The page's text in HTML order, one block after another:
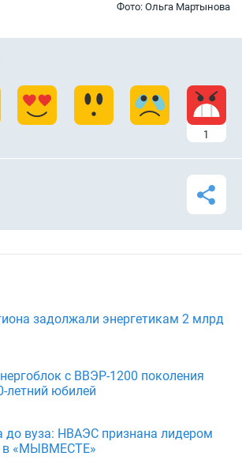
Фото: Ольга Мартынова
1
задолжали энергетикам 2 млрд
с ВВЭР-1200 поколения
летний юбилей
до вуза: НВАЭС признана лидером
в «МЫВМЕСТЕ»